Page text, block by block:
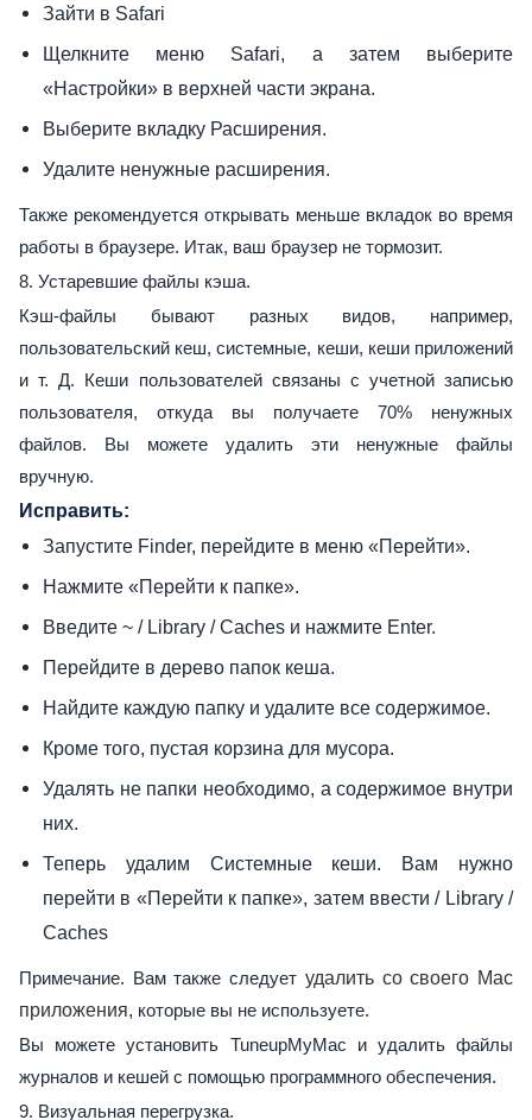
Зайти в Safari
Щелкните меню Safari, а затем выберите
«Настройки» в верхней части экрана.
Выберите вкладку Расширения.
Удалите ненужные расширения.
Также рекомендуется открывать меньше вкладок во время
работы в браузере. Итак, ваш браузер не тормозит.
8. Устаревшие файлы кэша.
Кэш-файлы бывают разных видов, например,
пользовательский кеш, системные, кеши, кеши приложений
и т. Д. Кеши пользователей связаны с учетной записью
пользователя, откуда вы получаете 70% ненужных
файлов. Вы можете удалить эти ненужные файлы
вручную.
Исправить:
Запустите Finder, перейдите в меню «Перейти».
Нажмите «Перейти к папке».
Введите ~ / Library / Caches и нажмите Enter.
Перейдите в дерево папок кеша.
Найдите каждую папку и удалите все содержимое.
Кроме того, пустая корзина для мусора.
Удалять не папки необходимо, а содержимое внутри
них.
Теперь удалим Системные кеши. Вам нужно
перейти в «Перейти к папке», затем ввести / Library /
Caches
Примечание. Вам также следует удалить со своего Mac
приложения, которые вы не используете.
Вы можете установить TuneupMyMac и удалить файлы
журналов и кешей с помощью программного обеспечения.
9. Визуальная перегрузка.